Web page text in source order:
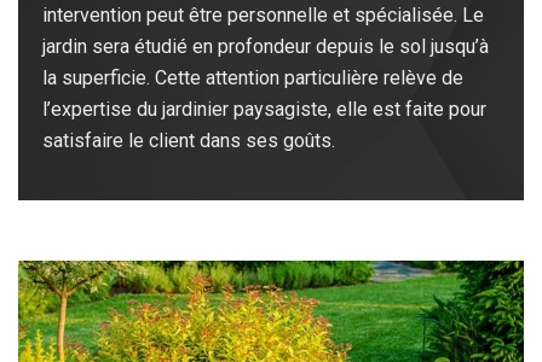
intervention peut être personnelle et spécialisée. Le
jardin sera étudié en profondeur depuis le sol jusqu’à
la superficie. Cette attention particulière relève de
l’expertise du jardinier paysagiste, elle est faite pour
satisfaire le client dans ses goûts.